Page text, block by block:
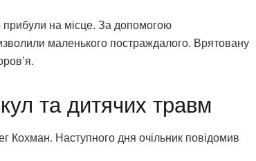
прибули на місце. За допомогою
маленького постраждалого. Врятовану
та дитячих травм
Кохман. Наступного дня очільник повідомив